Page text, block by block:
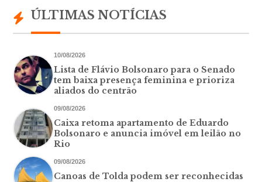
ÚLTIMAS NOTÍCIAS
10/08/2026
Lista de Flávio Bolsonaro para o Senado
tem baixa presença feminina e prioriza
aliados do centrão
09/08/2026
Caixa retoma apartamento de Eduardo
Bolsonaro e anuncia imóvel em leilão no
Rio
09/08/2026
Canoas de Tolda podem ser reconhecidas